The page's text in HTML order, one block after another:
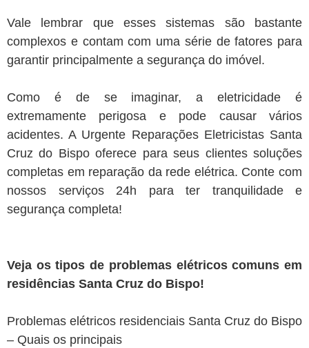
Vale lembrar que esses sistemas são bastante
complexos e contam com uma série de fatores para
garantir principalmente a segurança do imóvel.
Como é de se imaginar, a eletricidade é
extremamente perigosa e pode causar vários
acidentes. A Urgente Reparações Eletricistas Santa
Cruz do Bispo oferece para seus clientes soluções
completas em reparação da rede elétrica. Conte com
nossos serviços 24h para ter tranquilidade e
segurança completa!
Veja os tipos de problemas elétricos comuns em
residências Santa Cruz do Bispo!
Problemas elétricos residenciais Santa Cruz do Bispo
– Quais os principais